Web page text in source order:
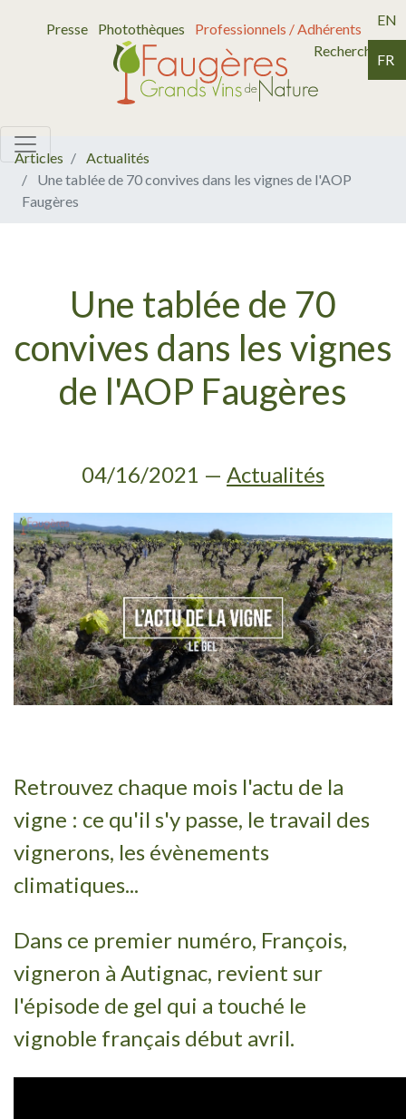
Presse Photothèques
Professionnels / Adhérents
Recherche
EN
FR
Articles
Actualités
Une tablée de 70 convives dans les vignes de l'AOP
Faugères
Une tablée de 70
convives dans les vignes
de l'AOP Faugères
04/16/2021 — Actualités
Retrouvez chaque mois l'actu de la
vigne : ce qu'il s'y passe, le travail des
vignerons, les évènements
climatiques...
Dans ce premier numéro, François,
vigneron à Autignac, revient sur
l'épisode de gel qui a touché le
vignoble français début avril.